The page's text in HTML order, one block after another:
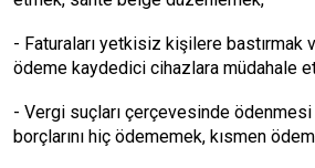
- Faturaları yetkisiz kişilere bastırmak
ödeme kaydedici cihazlara müdahale
- Vergi suçları çerçevesinde
borçlarını hiç ödememek, kısmen